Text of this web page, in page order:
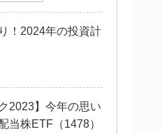
！2024年の投資計
2023】今年の思い
当株ETF（1478）